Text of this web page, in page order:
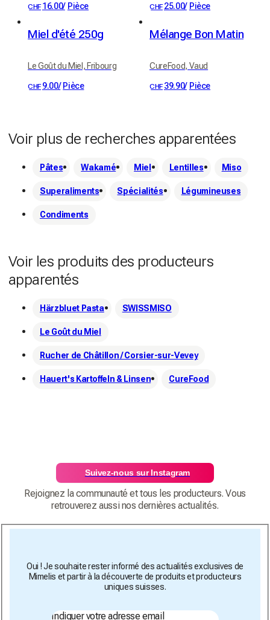
CHF 16.00/ Pièce CHF 25.00/ Pièce
Miel d'été 250g
Le Goût du Miel, Fribourg
CHF 9.00/ Pièce
Mélange Bon Matin
CureFood, Vaud
CHF 39.90/ Pièce
Voir plus de recherches apparentées
Pâtes Wakamé Miel Lentilles Miso
Superaliments Spécialités Légumineuses
Condiments
Voir les produits des producteurs
apparentés
Härzbluet Pasta SWISSMISO
Le Goût du Miel
Rucher de Châtillon / Corsier-sur-Vevey
Hauert's Kartoffeln & Linsen CureFood
Suivez-nous sur Instagram
Rejoignez la communauté et tous les producteurs. Vous
retrouverez aussi nos dernières actualités.
Oui ! Je souhaite rester informé des actualités exclusives de
Mimelis et partir à la découverte de produits et producteurs
uniques suisses.
Indiquer votre adresse email